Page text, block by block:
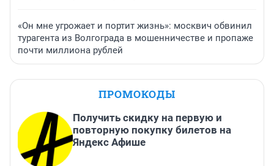
«Он мне угрожает и портит жизнь»: москвич обвинил
турагента из Волгограда в мошенничестве и пропаже
почти миллиона рублей
ПРОМОКОДЫ
Получить скидку на первую и
повторную покупку билетов на
Яндекс Афише